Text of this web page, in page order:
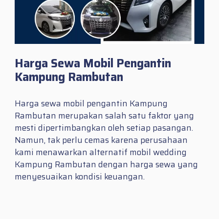
Harga Sewa Mobil Pengantin
Kampung Rambutan
Harga sewa mobil pengantin Kampung
Rambutan merupakan salah satu faktor yang
mesti dipertimbangkan oleh setiap pasangan.
Namun, tak perlu cemas karena perusahaan
kami menawarkan alternatif mobil wedding
Kampung Rambutan dengan harga sewa yang
menyesuaikan kondisi keuangan.